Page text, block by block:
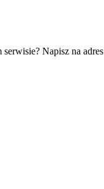
Napisz na adres